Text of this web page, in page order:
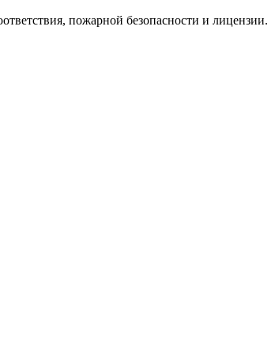
пожарной безопасности и лицензии.